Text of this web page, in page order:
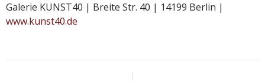
Galerie KUNST40 | Breite Str. 40 | 14199 Berlin |
www.kunst40.de